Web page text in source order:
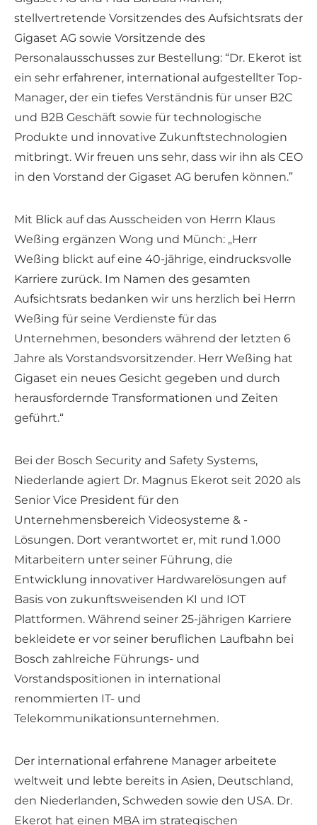
stellvertretende Vorsitzendes des Aufsichtsrats der
Gigaset AG sowie Vorsitzende des
Personalausschusses zur Bestellung: “Dr. Ekerot ist
ein sehr erfahrener, international aufgestellter Top-
Manager, der ein tiefes Verständnis für unser B2C
und B2B Geschäft sowie für technologische
Produkte und innovative Zukunftstechnologien
mitbringt. Wir freuen uns sehr, dass wir ihn als CEO
in den Vorstand der Gigaset AG berufen können.”
Mit Blick auf das Ausscheiden von Herrn Klaus
Weßing ergänzen Wong und Münch: „Herr
Weßing blickt auf eine 40-jährige, eindrucksvolle
Karriere zurück. Im Namen des gesamten
Aufsichtsrats bedanken wir uns herzlich bei Herrn
Weßing für seine Verdienste für das
Unternehmen, besonders während der letzten 6
Jahre als Vorstandsvorsitzender. Herr Weßing hat
Gigaset ein neues Gesicht gegeben und durch
herausfordernde Transformationen und Zeiten
geführt.“
Bei der Bosch Security and Safety Systems,
Niederlande agiert Dr. Magnus Ekerot seit 2020 als
Senior Vice President für den
Unternehmensbereich Videosysteme & -
Lösungen. Dort verantwortet er, mit rund 1.000
Mitarbeitern unter seiner Führung, die
Entwicklung innovativer Hardwarelösungen auf
Basis von zukunftsweisenden KI und IOT
Plattformen. Während seiner 25-jährigen Karriere
bekleidete er vor seiner beruflichen Laufbahn bei
Bosch zahlreiche Führungs- und
Vorstandspositionen in international
renommierten IT- und
Telekommunikationsunternehmen.
Der international erfahrene Manager arbeitete
weltweit und lebte bereits in Asien, Deutschland,
den Niederlanden, Schweden sowie den USA. Dr.
Ekerot hat einen MBA im strategischen